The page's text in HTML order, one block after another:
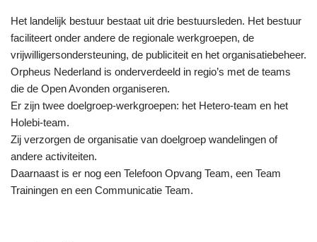
Het landelijk bestuur bestaat uit drie bestuursleden. Het bestuur
faciliteert onder andere de regionale werkgroepen, de
vrijwilligersondersteuning, de publiciteit en het organisatiebeheer.
Orpheus Nederland is onderverdeeld in regio’s met de teams
die de Open Avonden organiseren.
Er zijn twee doelgroep-werkgroepen: het Hetero-team en het
Holebi-team.
Zij verzorgen de organisatie van doelgroep wandelingen of
andere activiteiten.
Daarnaast is er nog een Telefoon Opvang Team, een Team
Trainingen en een Communicatie Team.